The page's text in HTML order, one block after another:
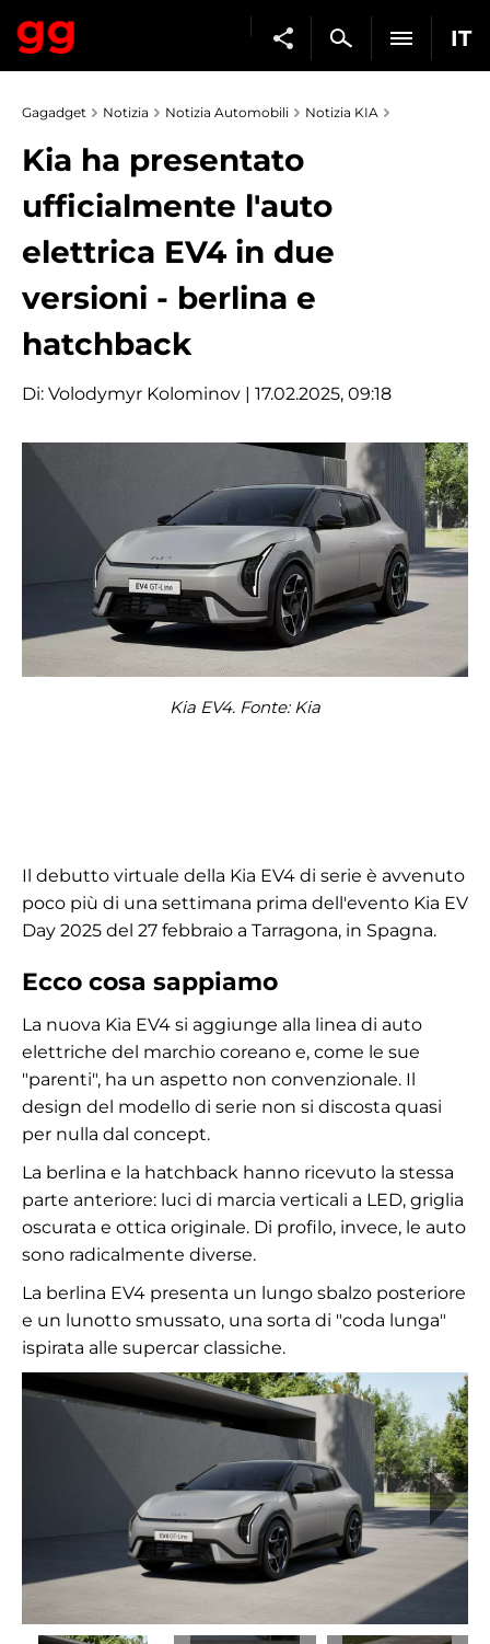
IT
Gagadget Notizia Notizia Automobili Notizia KIA
Kia ha presentato
ufficialmente l'auto
elettrica EV4 in due
versioni - berlina e
hatchback
Di: Volodymyr Kolominov | 17.02.2025, 09:18
Kia EV4. Fonte: Kia
Il debutto virtuale della Kia EV4 di serie è avvenuto
poco più di una settimana prima dell'evento Kia EV
Day 2025 del 27 febbraio a Tarragona, in Spagna.
Ecco cosa sappiamo
La nuova Kia EV4 si aggiunge alla linea di auto
elettriche del marchio coreano e, come le sue
"parenti", ha un aspetto non convenzionale. Il
design del modello di serie non si discosta quasi
per nulla dal concept.
La berlina e la hatchback hanno ricevuto la stessa
parte anteriore: luci di marcia verticali a LED, griglia
oscurata e ottica originale. Di profilo, invece, le auto
sono radicalmente diverse.
La berlina EV4 presenta un lungo sbalzo posteriore
e un lunotto smussato, una sorta di "coda lunga"
ispirata alle supercar classiche.